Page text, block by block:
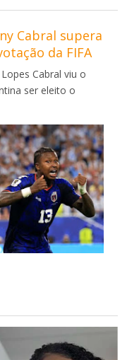
Cabral supera
da FIFA
Cabral viu o
ser eleito o